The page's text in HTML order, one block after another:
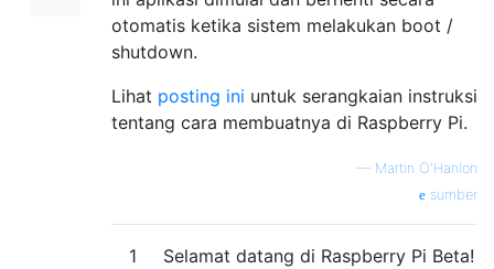
otomatis ketika sistem melakukan boot /
shutdown.
Lihat posting ini untuk serangkaian instruksi
tentang cara membuatnya di Raspberry Pi.
— Martin O'Hanlon
sumber
1
Selamat datang di Raspberry Pi Beta!